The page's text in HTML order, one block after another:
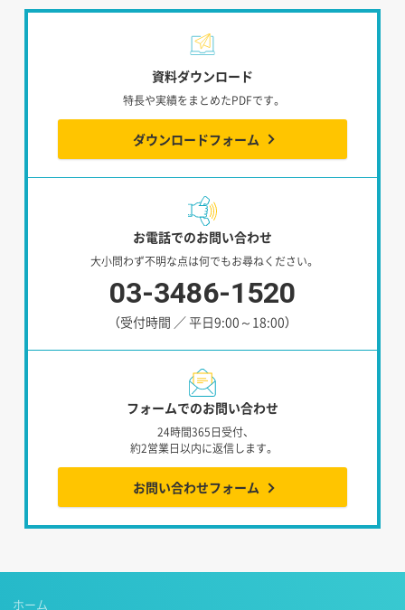
資料ダウンロード
特長や実績をまとめたPDFです。
ダウンロードフォーム
お電話でのお問い合わせ
大小問わず不明な点は何でもお尋ねください。
03-3486-1520
（受付時間 ／ 平日9:00～18:00）
フォームでのお問い合わせ
24時間365日受付、
約2営業日以内に返信します。
お問い合わせフォーム
ホーム